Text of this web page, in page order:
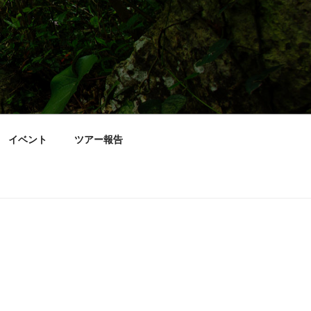
イベント ツアー報告